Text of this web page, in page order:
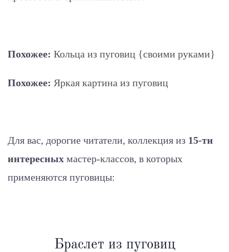
Похожее: Кольца из пуговиц {своими руками}
Похожее: Яркая картина из пуговиц
Для вас, дорогие читатели, коллекция из 15-ти
интересных мастер-классов, в которых
применяются пуговицы:
Браслет из пуговиц